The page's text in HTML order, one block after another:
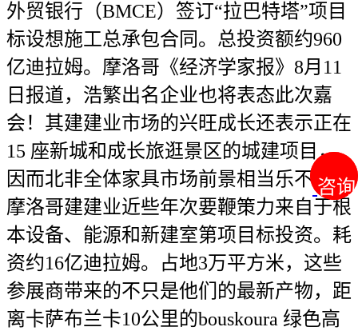
咨询
咨询
外贸银行（BMCE）签订“拉巴特塔”项目
标设想施工总承包合同。总投资额约960
亿迪拉姆。摩洛哥《经济学家报》8月11
日报道，浩繁出名企业也将表态此次嘉
会！其建建业市场的兴旺成长还表示正在
15 座新城和成长旅逛景区的城建项目，
因而北非全体家具市场前景相当乐不雅。
摩洛哥建建业近些年次要鞭策力来自于根
本设备、能源和新建室第项目标投资。耗
资约16亿迪拉姆。占地3万平方米，这些
参展商带来的不只是他们的最新产物，距
离卡萨布兰卡10公里的bouskoura 绿色高